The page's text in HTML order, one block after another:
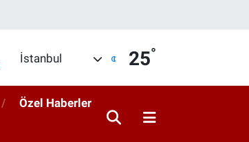
İstanbul 25°
Özel Haberler